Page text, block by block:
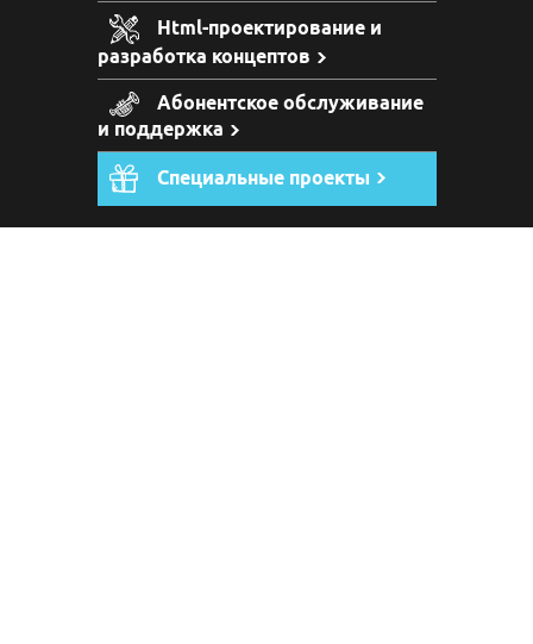
Html-проектирование и
разработка концептов
Абонентское обслуживание
и поддержка
Специальные проекты